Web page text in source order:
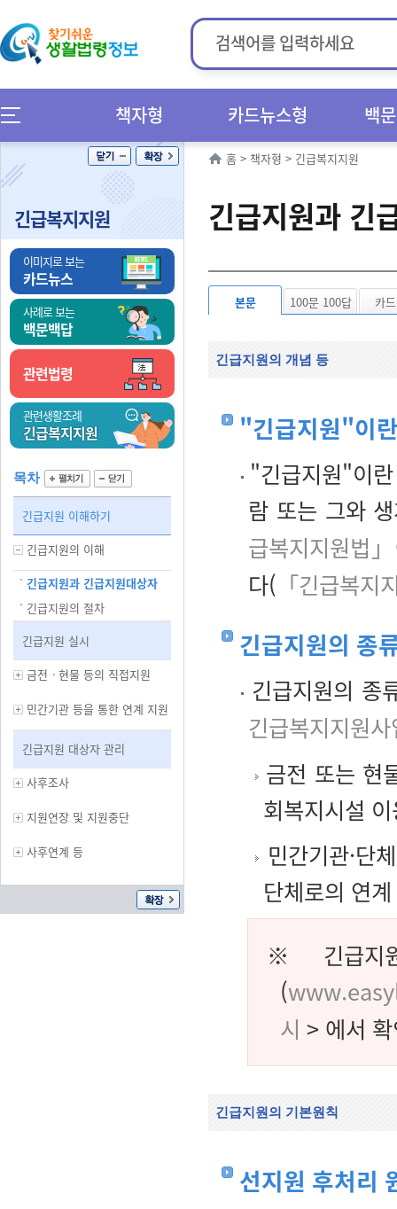
책자형 카드뉴스형 백
긴급복지지원
이미지로 보는
카드뉴스
사례로 보는
백문백답
관련법령
관련생활조례
긴급복지지원
목차
긴급지원 이해하기
긴급지원의 이해
긴급지원과 긴급지원대상자
긴급지원의 절차
긴급지원 실시
금전ㆍ현물 등의 직접지원
민간기관 등을 통한 연계 지원
긴급지원 대상자 관리
사후조사
지원연장 및 지원중단
사후연계 등
홈 > 책자형 > 긴급복지지원
긴급지원과 긴
본문 100문 100답 카
긴급지원의 개념 등
"긴급지원"이
"긴급지원"이
람 또는 그와
급복지지원법」
다( 「긴급복지
긴급지원의 종
긴급지원의 종
긴급복지지원
금전 또는 현
회복지시설
민간기관·단
단체로의 연
※ 긴급지
(
시 > 에서
긴급지원의 기본원칙
선지원 후처리